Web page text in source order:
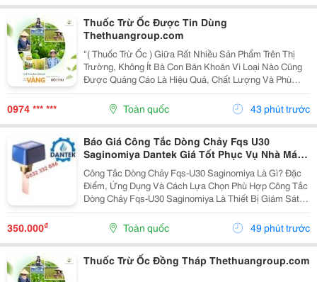
Thuốc Trừ Ốc Được Tin Dùng
Thethuangroup.com
"( Thuốc Trừ Ốc ) Giữa Rất Nhiều Sản Phẩm Trên Thị
Trường, Không Ít Bà Con Băn Khoăn Vì Loại Nào Cũng
Được Quảng Cáo Là Hiệu Quả, Chất Lượng Và Phù
Hợp Cho Cây Trồng. Tuy Nhiên, Một Sản Phẩm Chỉ Thực
Sự Khẳng Định Được Giá Trị Khi Được Nhiều Người...
0974 *** *** Toàn quốc 43 phút trước
Báo Giá Công Tắc Dòng Chảy Fqs U30
Saginomiya Dantek Giá Tốt Phục Vụ Nhà Máy
Tại Bến Tre
Công Tắc Dòng Chảy Fqs-U30 Saginomiya Là Gì? Đặc
Điểm, Ứng Dụng Và Cách Lựa Chọn Phù Hợp Công Tắc
Dòng Chảy Fqs-U30 Saginomiya Là Thiết Bị Giám Sát
Lưu Lượng Được Sử Dụng Phổ Biến Trong Các Hệ
Thống Nước Lạnh, Hvac, Chiller, Hệ Thống Bơm,
Đường Ống...
350.000₫ Toàn quốc 49 phút trước
Thuốc Trừ Ốc Đồng Tháp Thethuangroup.com